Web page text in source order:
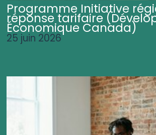
Programme Initiative
réponse tarifaire
Économique Canada)
25 juin 2026